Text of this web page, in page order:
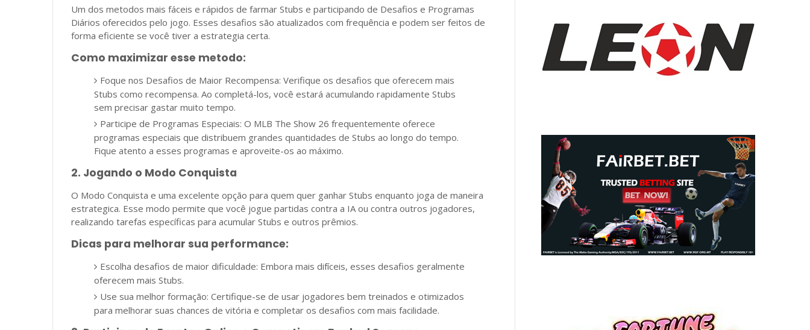
Um dos metodos mais fáceis e rápidos de farmar Stubs e participando de Desafios e Programas
Diários oferecidos pelo jogo. Esses desafios são atualizados com frequência e podem ser feitos de
forma eficiente se você tiver a estrategia certa.
Como maximizar esse metodo:
Foque nos Desafios de Maior Recompensa: Verifique os desafios que oferecem mais
Stubs como recompensa. Ao completá-los, você estará acumulando rapidamente Stubs
sem precisar gastar muito tempo.
Participe de Programas Especiais: O MLB The Show 26 frequentemente oferece
programas especiais que distribuem grandes quantidades de Stubs ao longo do tempo.
Fique atento a esses programas e aproveite-os ao máximo.
2. Jogando o Modo Conquista
O Modo Conquista e uma excelente opção para quem quer ganhar Stubs enquanto joga de maneira
estrategica. Esse modo permite que você jogue partidas contra a IA ou contra outros jogadores,
realizando tarefas específicas para acumular Stubs e outros prêmios.
Dicas para melhorar sua performance:
Escolha desafios de maior dificuldade: Embora mais difíceis, esses desafios geralmente
oferecem mais Stubs.
Use sua melhor formação: Certifique-se de usar jogadores bem treinados e otimizados
para melhorar suas chances de vitória e completar os desafios com mais facilidade.